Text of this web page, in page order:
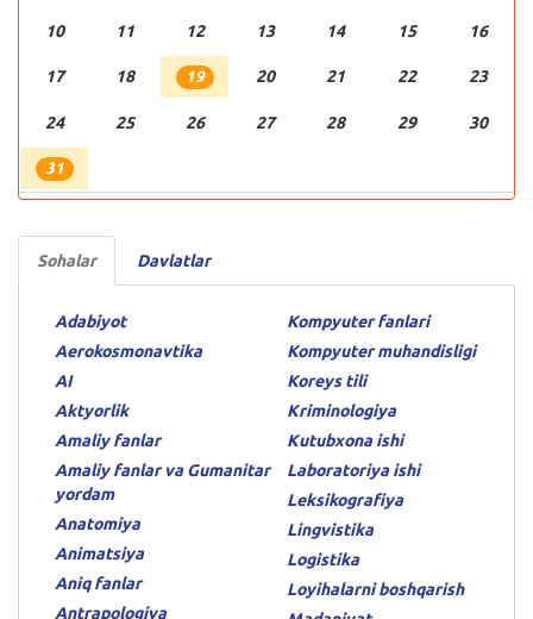
10 11 12 13 14 15 16
17 18 19 20 21 22 23
24 25 26 27 28 29 30
31
Sohalar Davlatlar
Adabiyot
Aerokosmonavtika
AI
Aktyorlik
Amaliy fanlar
Amaliy fanlar va Gumanitar
yordam
Anatomiya
Animatsiya
Aniq fanlar
Antrapologiya
Kompyuter fanlari
Kompyuter muhandisligi
Koreys tili
Kriminologiya
Kutubxona ishi
Laboratoriya ishi
Leksikografiya
Lingvistika
Logistika
Loyihalarni boshqarish